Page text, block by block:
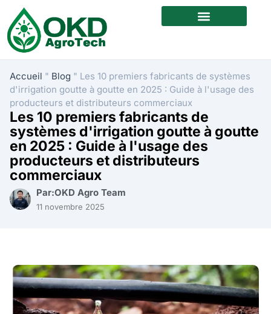
Accueil " Blog " Les 10 premiers fabricants de systèmes
d'irrigation goutte à goutte en 2025 : Guide à l'usage des
producteurs et distributeurs commerciaux
Les 10 premiers fabricants de
systèmes d'irrigation goutte à goutte
en 2025 : Guide à l'usage des
producteurs et distributeurs
commerciaux
Par:OKD Agro Team
11 novembre 2025